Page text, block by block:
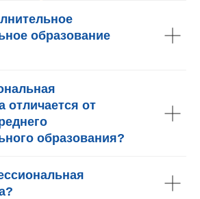
образование
отличается от
образования?